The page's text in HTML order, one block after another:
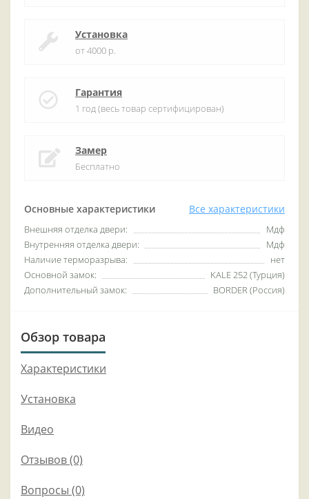
Основные характеристики Все характеристики
Внешняя отделка двери:
Мдф
Внутренняя отделка двери:
Мдф
Наличие терморазрыва:
нет
Основной замок:
KALE 252 (Турция)
Дополнительный замок:
BORDER (Россия)
Установка
от 4000 р.
Гарантия
1 год (весь товар сертифицирован)
Замер
Бесплатно
Обзор товара
Характеристики
Установка
Видео
Отзывов (0)
Вопросы (0)